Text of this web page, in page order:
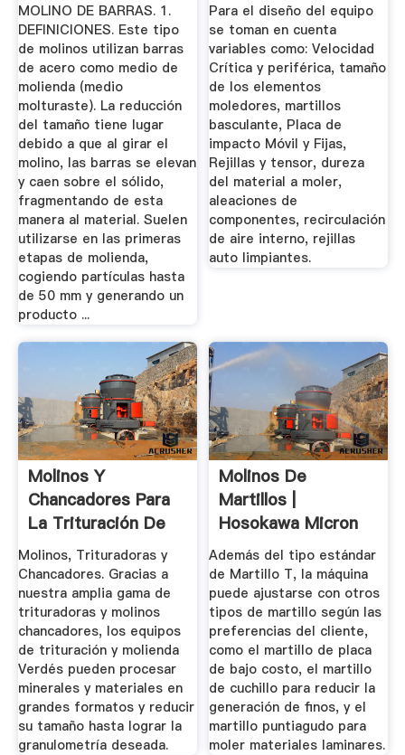
MOLINO DE BARRAS. 1.
DEFINICIONES. Este tipo
de molinos utilizan barras
de acero como medio de
molienda (medio
molturaste). La reducción
del tamaño tiene lugar
debido a que al girar el
molino, las barras se elevan
y caen sobre el sólido,
fragmentando de esta
manera al material. Suelen
utilizarse en las primeras
etapas de molienda,
cogiendo partículas hasta
de 50 mm y generando un
producto ...
Para el diseño del equipo
se toman en cuenta
variables como: Velocidad
Crítica y periférica, tamaño
de los elementos
moledores, martillos
basculante, Placa de
impacto Móvil y Fijas,
Rejillas y tensor, dureza
del material a moler,
aleaciones de
componentes, recirculación
de aire interno, rejillas
auto limpiantes.
Molinos Y
Chancadores Para
La Trituración De
Minerales
Molinos, Trituradoras y
Chancadores. Gracias a
nuestra amplia gama de
trituradoras y molinos
chancadores, los equipos
de trituración y molienda
Verdés pueden procesar
minerales y materiales en
grandes formatos y reducir
su tamaño hasta lograr la
granulometría deseada.
Molinos De
Martillos |
Hosokawa Micron
Además del tipo estándar
de Martillo T, la máquina
puede ajustarse con otros
tipos de martillo según las
preferencias del cliente,
como el martillo de placa
de bajo costo, el martillo
de cuchillo para reducir la
generación de finos, y el
martillo puntiagudo para
moler materiales laminares.